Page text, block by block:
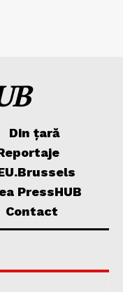
Din țară
PressHUB
Contact